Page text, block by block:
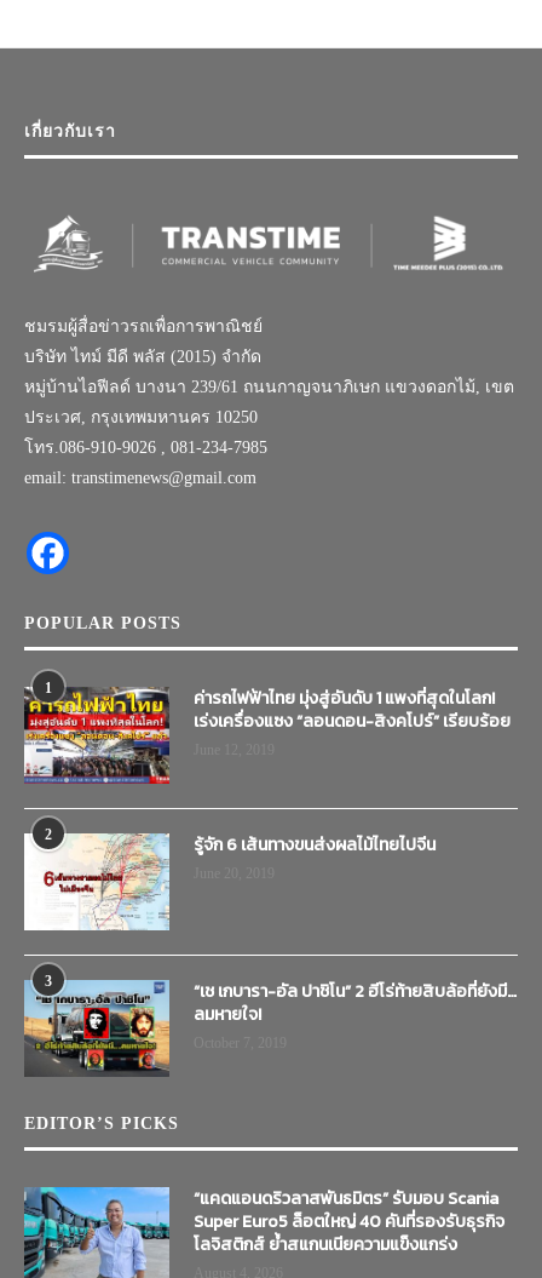
เกี่ยวกับเรา
ชมรมผู้สื่อข่าวรถเพื่อการพาณิชย์
บริษัท ไทม์ มีดี พลัส (2015) จำกัด
หมู่บ้านไอฟีลด์ บางนา 239/61 ถนนกาญจนาภิเษก แขวงดอกไม้, เขต
ประเวศ, กรุงเทพมหานคร 10250
โทร.086-910-9026 , 081-234-7985
email: transtimenews@gmail.com
POPULAR POSTS
1
ค่ารถไฟฟ้าไทย มุ่งสู่อันดับ 1 แพงที่สุดในโลก!
เร่งเครื่องแซง “ลอนดอน-สิงคโปร์” เรียบร้อย
2 รู้จัก 6 เส้นทางขนส่งผลไม้ไทยไปจีน
3
“เช เกบารา-อัล ปาชิโน” 2 ฮีโร่ท้ายสิบล้อที่ยังมี…
ลมหายใจ!
EDITOR’S PICKS
“แคดแอนดริวลาสพันธมิตร” รับมอบ Scania
Super Euro5 ล็อตใหญ่ 40 คันที่รองรับธุรกิจ
โลจิสติกส์ ย้ำสแกนเนียความแข็งแกร่ง